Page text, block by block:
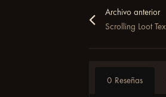
Archivo anterior
Scrolling Loot
0 Reseñas